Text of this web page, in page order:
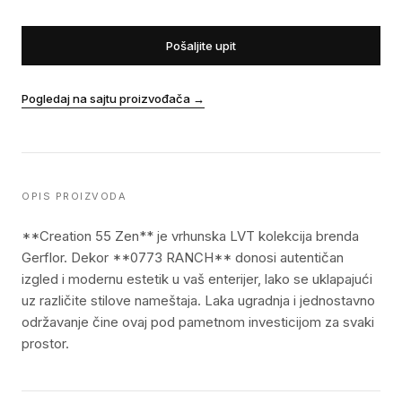
Pošaljite upit
Pogledaj na sajtu proizvođača →
OPIS PROIZVODA
**Creation 55 Zen** je vrhunska LVT kolekcija brenda
Gerflor. Dekor **0773 RANCH** donosi autentičan
izgled i modernu estetik u vaš enterijer, lako se uklapajući
uz različite stilove nameštaja. Laka ugradnja i jednostavno
održavanje čine ovaj pod pametnom investicijom za svaki
prostor.